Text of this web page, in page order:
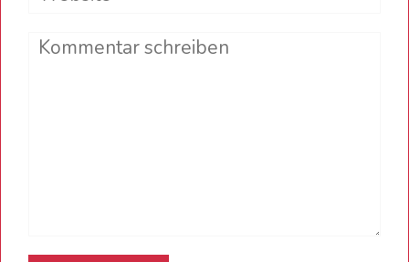
Comment